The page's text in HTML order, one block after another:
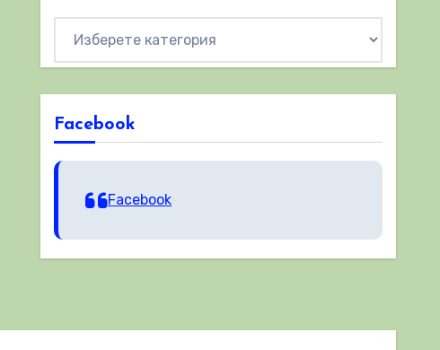
Facebook
Facebook